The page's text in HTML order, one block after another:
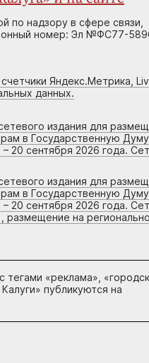
по надзору в сфере связи,
номер: Эл №ФС77-
Яндекс.Метрика,
данных.
издания для
в Государственную Думу
20 сентября 2026 года.
издания для
в Государственную Думу
20 сентября 2026 года.
размещение на
тегами «реклама»,
публикуются на